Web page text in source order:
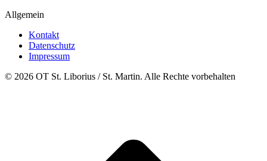
Allgemein
Kontakt
Datenschutz
Impressum
© 2026 OT St. Liborius / St. Martin. Alle Rechte vorbehalten